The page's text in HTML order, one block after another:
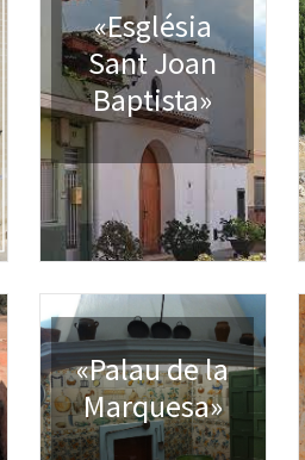
«Església
Sant Joan
Baptista»
«Palau de la
Marquesa»